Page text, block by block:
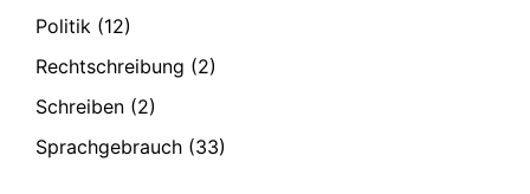
Politik (12)
Rechtschreibung (2)
Schreiben (2)
Sprachgebrauch (33)